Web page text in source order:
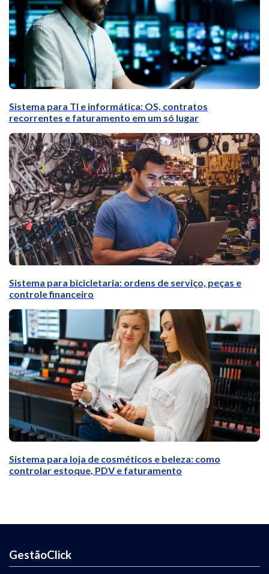
Sistema para TI e informática: OS, contratos
recorrentes e faturamento em um só lugar
Sistema para bicicletaria: ordens de serviço, peças e
controle financeiro
Sistema para loja de cosméticos e beleza: como
controlar estoque, PDV e faturamento
GestãoClick